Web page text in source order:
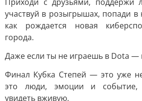
участвуй в розыгрышах, попади в
как рождается новая
города.
Даже если ты не играешь в Dota —
Финал Кубка Степей — это уже
это люди, эмоции и событие,
увидеть вживую.